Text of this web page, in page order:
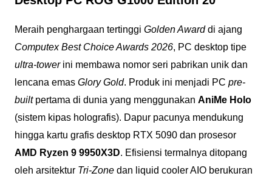
Meraih penghargaan tertinggi Golden Awarddi ajang
Computex Best Choice Awards 2026, PC desktop tipe
ultra-towerini membawa nomor seri pabrikan unik dan
lencana emas Glory Gold. Produk ini menjadi PC pre-
builtpertama di dunia yang menggunakan AniMe Holo
(sistem kipas holografis). Dapur pacunya mendukung
hingga kartu grafis desktop RTX 5090 dan prosesor
AMD Ryzen 9 9950X3D. Efisiensi termalnya ditopang
oleh arsitektur Tri-Zonedan liquid cooler AIO berukuran